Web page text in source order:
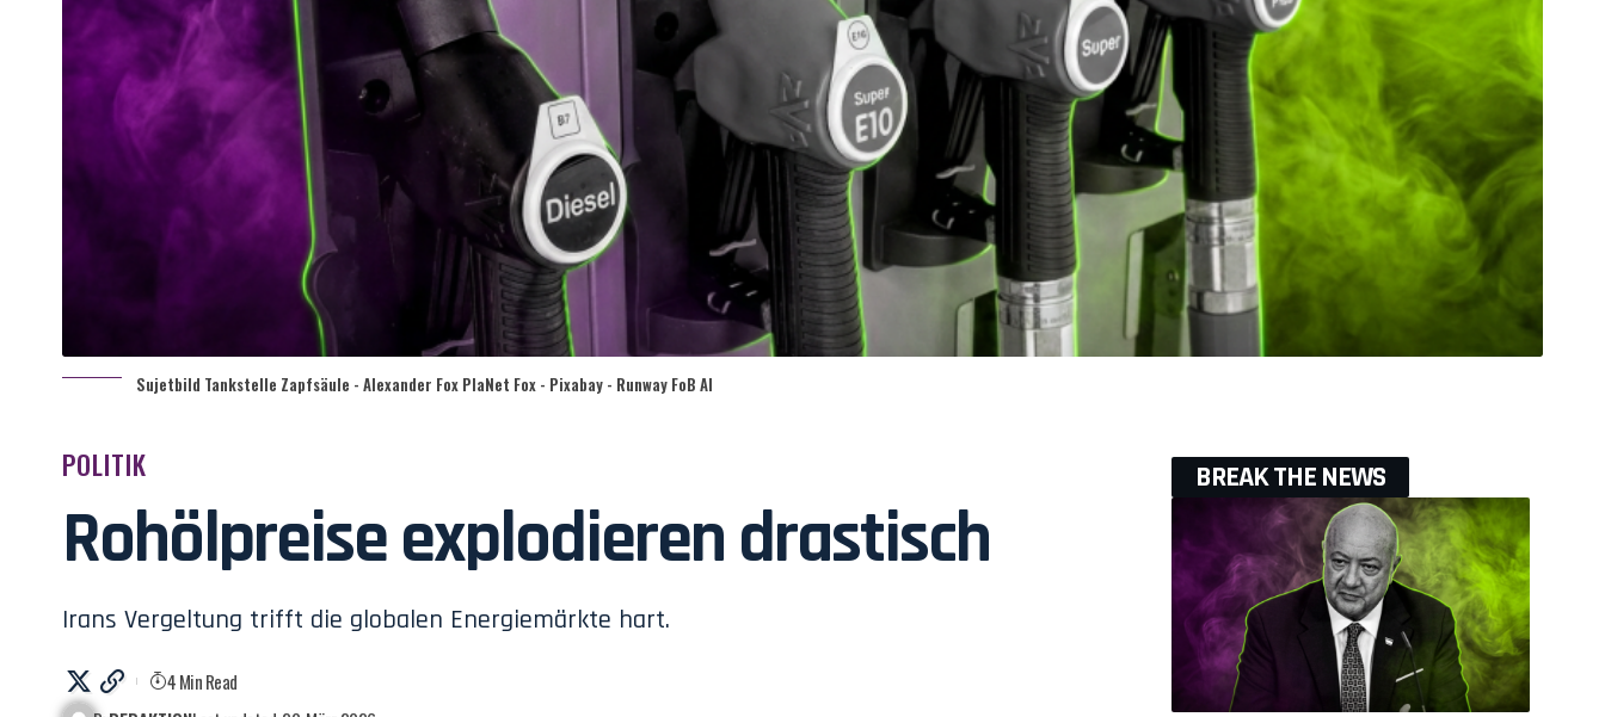
Sujetbild Tankstelle Zapfsäule - Alexander Fox PlaNet Fox - Pixabay - Runway FoB AI
POLITIK
Rohölpreise explodieren drastisch
Irans Vergeltung trifft die globalen Energiemärkte hart.
4 Min Read
BREAK THE NEWS